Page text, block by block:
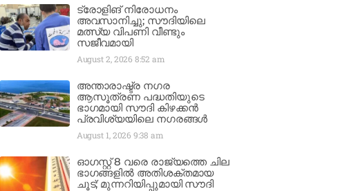
ട്രോളിങ് നിരോധനം
അവസാനിച്ചു; സൗദിയിലെ
മത്സ്യ വിപണി വീണ്ടും
സജീവമായി
August 2, 20268:52 am
അന്താരാഷ്ട്ര നഗര
ആസൂത്രണ പദ്ധതിയുടെ
ഭാഗമായി സൗദി കിഴക്കൻ
പ്രവിശ്യയിലെ നഗരങ്ങൾ
August 1, 20269:38 am
ഓഗസ്റ്റ് 8 വരെ രാജ്യത്തെ ചില
ഭാഗങ്ങളിൽ അതിശക്തമായ
ചൂട്; മുന്നറിയിപ്പുമായി സൗദി